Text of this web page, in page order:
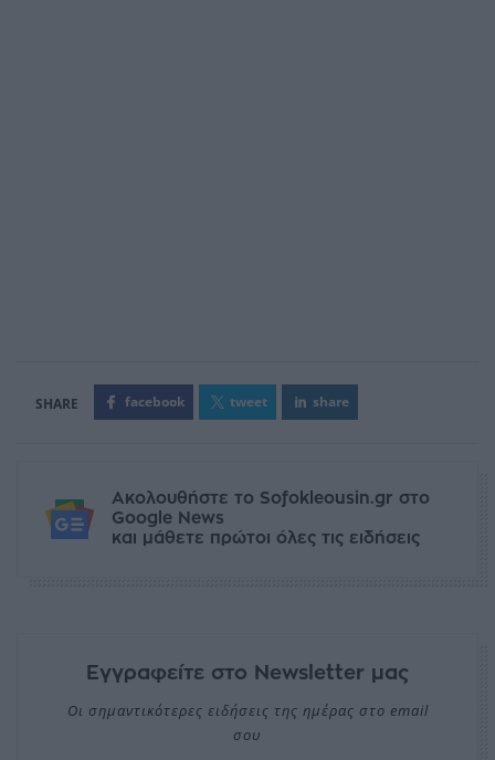
facebook tweet share
Ακολουθήστε το Sofokleousin.gr στο
Google News
και μάθετε πρώτοι όλες τις ειδήσεις
Εγγραφείτε στο Newsletter μας
Οι σημαντικότερες ειδήσεις της ημέρας στο email
σου